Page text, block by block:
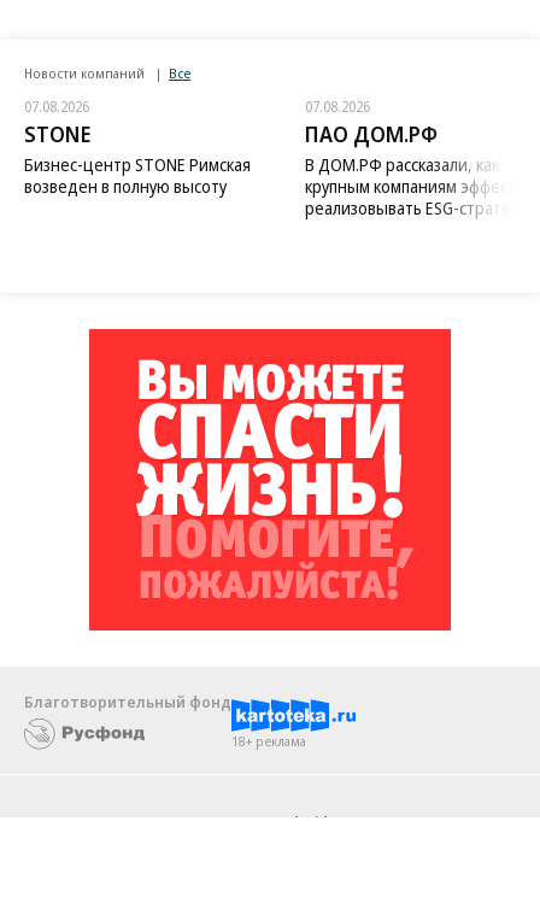
Новости компаний Все
07.08.2026
STONE
Бизнес-центр STONE Римская
возведен в полную высоту
07.08.2026
ПАО ДОМ.РФ
В ДОМ.РФ рассказали, как
крупным компаниям
реализовывать ESG-стратегию
Благотворительный фонд
18+ реклама
Android